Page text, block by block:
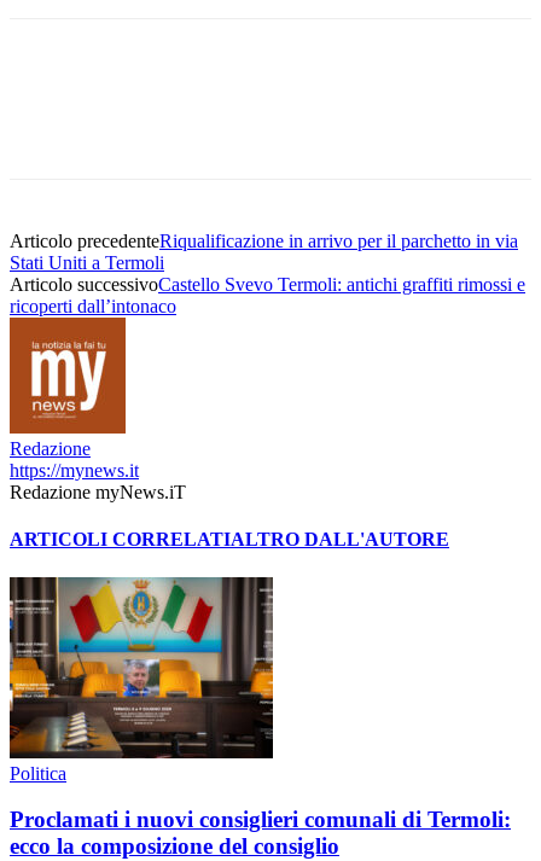
Articolo precedenteRiqualificazione in arrivo per il parchetto in via
Stati Uniti a Termoli
Articolo successivoCastello Svevo Termoli: antichi graffiti rimossi e
ricoperti dall’intonaco
Redazione
https://mynews.it
Redazione myNews.iT
ARTICOLI CORRELATIALTRO DALL'AUTORE
Politica
Proclamati i nuovi consiglieri comunali di Termoli:
ecco la composizione del consiglio